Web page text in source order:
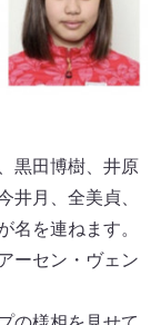
黒田博樹、井原
井月、全美貞、
名を連ねます。
ーセン・ヴェン